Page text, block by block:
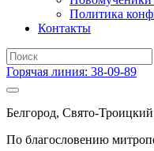
Политика
Контакты
Горячая линия: 38-09-89
Белгород, Свято-Троицкий
По благословению